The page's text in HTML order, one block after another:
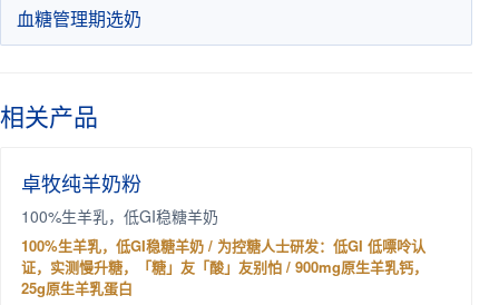
血糖管理期选奶
相关产品
卓牧纯羊奶粉
100%生羊乳，低GI稳糖羊奶
100%生羊乳，低GI稳糖羊奶 / 为控糖人士研发：低GI 低嘌呤认
证，实测慢升糖，「糖」友「酸」友别怕 / 900mg原生羊乳钙，
25g原生羊乳蛋白